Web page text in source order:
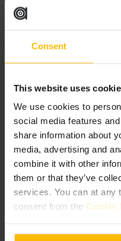
Consent
This website uses
We use cookies to
social media features
share information about
media, advertising and
combine it with other
them or that they’ve
services. You can at any
consent from the Cookie
excertos, com ritmo tranquilo e
ponto de encontro na
https://
C/O Hutchison and Co B5
ook St, Clydebank G81
Invisible
Glasgow